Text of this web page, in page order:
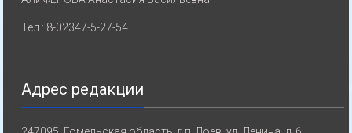
Тел.: 8-02347-5-27-54.
Адрес редакции